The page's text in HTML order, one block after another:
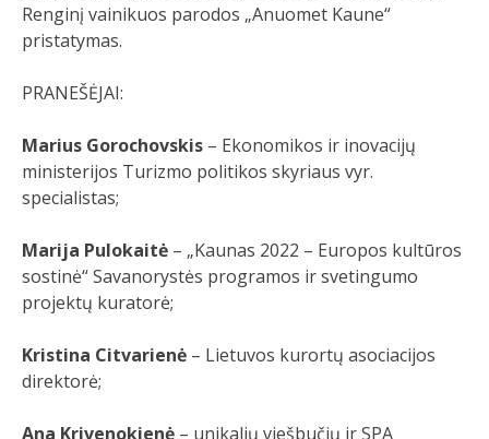
Renginį vainikuos parodos „Anuomet Kaune“
pristatymas.
PRANEŠĖJAI:
Marius Gorochovskis – Ekonomikos ir inovacijų
ministerijos Turizmo politikos skyriaus vyr.
specialistas;
Marija Pulokaitė – „Kaunas 2022 – Europos kultūros
sostinė“ Savanorystės programos ir svetingumo
projektų kuratorė;
Kristina Citvarienė – Lietuvos kurortų asociacijos
direktorė;
Ana Krivenokienė – unikalių viešbučių ir SPA